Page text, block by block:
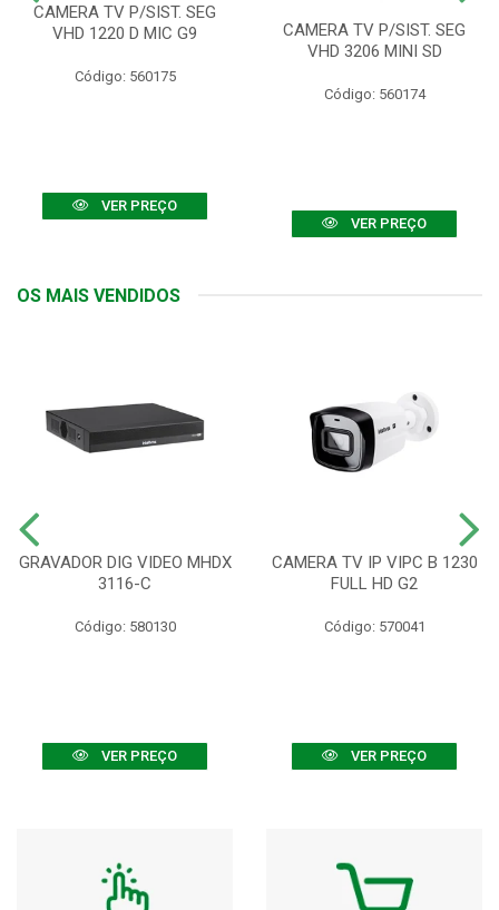
CAMERA TV P/SIST. SEG
VHD 1220 D MIC G9
Código: 560175
VER PREÇO
CAMERA TV P/SIST. SEG
VHD 3206 MINI SD
Código: 560174
VER PREÇO
OS MAIS VENDIDOS
GRAVADOR DIG VIDEO MHDX
3116-C
Código: 580130
VER PREÇO
CAMERA TV IP VIPC B 1230
FULL HD G2
Código: 570041
VER PREÇO